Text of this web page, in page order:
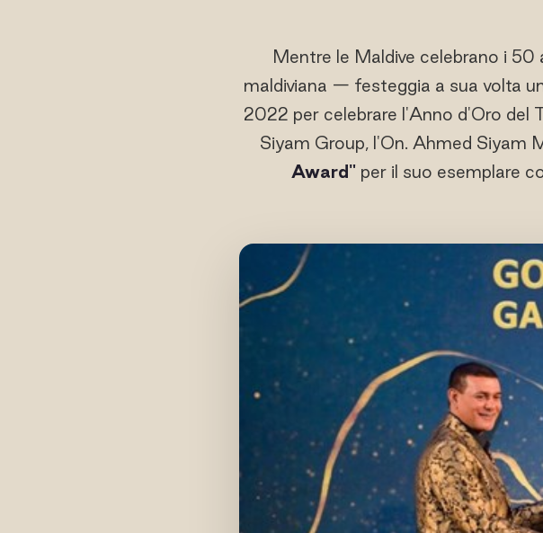
Mentre le Maldive celebrano i
maldiviana — festeggia a sua volta
2022 per celebrare l'Anno d'Oro del
Siyam Group, l'On. Ahmed Siyam
Award" per il suo esemplare